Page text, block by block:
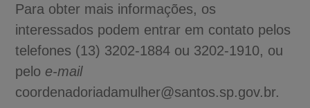
Para obter mais informações, os
interessados podem entrar em contato pelos
telefones (13) 3202-1884 ou 3202-1910, ou
pelo e-mail
coordenadoriadamulher@santos.sp.gov.br.